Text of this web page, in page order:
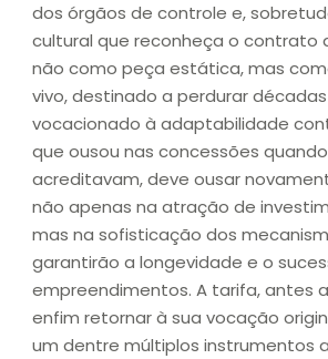
dos órgãos de controle e,
cultural que reconheça o contrato
não como peça estática, mas
vivo, destinado a perdurar
vocacionado à adaptabilidade
que ousou nas concessões
acreditavam, deve ousar
não apenas na atração de
mas na sofisticação dos
garantirão a longevidade e o
empreendimentos. A tarifa, antes
enfim retornar à sua vocação
um dentre múltiplos instrumentos